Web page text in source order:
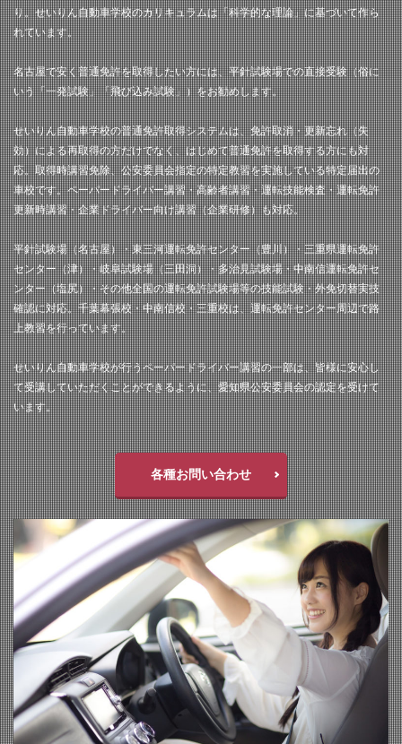
り。せいりん自動車学校のカリキュラムは「科学的な理論」に基づいて作ら
れています。
名古屋で安く普通免許を取得したい方には、平針試験場での直接受験（俗に
いう「一発試験」「飛び込み試験」）をお勧めします。
せいりん自動車学校の普通免許取得システムは、免許取消・更新忘れ（失
効）による再取得の方だけでなく、はじめて普通免許を取得する方にも対
応。取得時講習免除、公安委員会指定の特定教習を実施している特定届出の
車校です。ペーパードライバー講習・高齢者講習・運転技能検査・運転免許
更新時講習・企業ドライバー向け講習（企業研修）も対応。
平針試験場（名古屋）・東三河運転免許センター（豊川）・三重県運転免許
センター（津）・岐阜試験場（三田洞）・多治見試験場・中南信運転免許セ
ンター（塩尻）・その他全国の運転免許試験場等の技能試験・外免切替実技
確認に対応。千葉幕張校・中南信校・三重校は、運転免許センター周辺で路
上教習を行っています。
せいりん自動車学校が行うペーパードライバー講習の一部は、皆様に安心し
て受講していただくことができるように、愛知県公安委員会の認定を受けて
います。
各種お問い合わせ